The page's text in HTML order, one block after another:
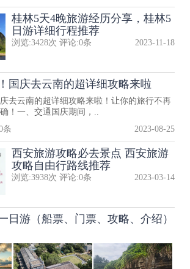
桂林5天4晚旅游经历分享，桂林5
日游详细行程推荐
浏览:3428次 评论:0条 2023-11-18
国庆去云南的超详细攻略来啦
去云南的超详细攻略来啦！让你的旅行不再
！一、交通国庆期间，..
条 2023-08-25
西安旅游攻略必去景点 西安旅游
攻略自由行路线推荐
浏览:3938次 评论:0条 2023-03-14
日游（船票、门票、攻略、介绍）